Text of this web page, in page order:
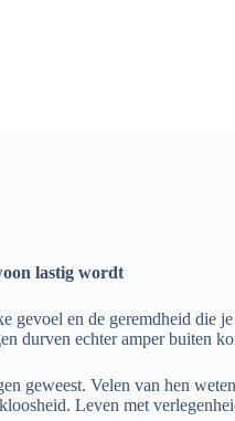
lastig wordt
gevoel en de geremdheid
durven echter amper buiten
geweest. Velen van hen
Leven met